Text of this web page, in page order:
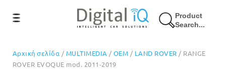
Product
Search...
Αρχική σελίδα / MULTIMEDIA / OEM / LAND ROVER / RANGE
ROVER EVOQUE mod. 2011-2019